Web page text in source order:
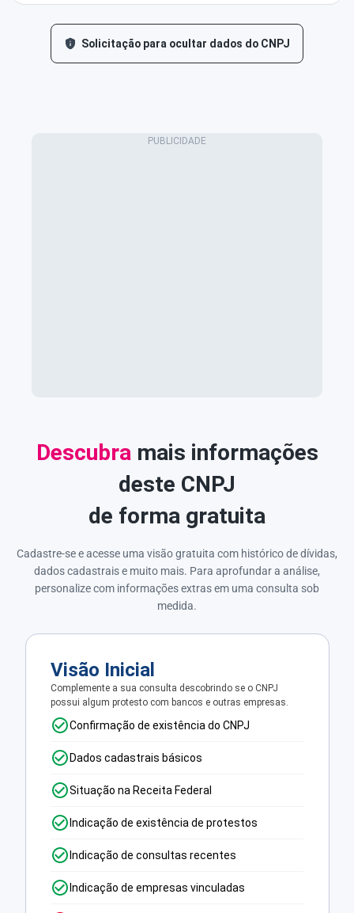
Solicitação para ocultar dados do CNPJ
Descubra mais informações
deste CNPJ
de forma gratuita
Cadastre-se e acesse uma visão gratuita com histórico de dívidas,
dados cadastrais e muito mais. Para aprofundar a análise,
personalize com informações extras em uma consulta sob
medida.
Visão Inicial
Complemente a sua consulta descobrindo se o CNPJ
possui algum protesto com bancos e outras empresas.
Confirmação de existência do CNPJ
Dados cadastrais básicos
Situação na Receita Federal
Indicação de existência de protestos
Indicação de consultas recentes
Indicação de empresas vinculadas